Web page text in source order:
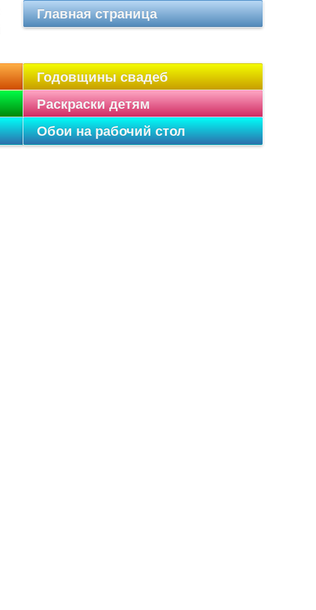
Главная страница
Годовщины свадеб
Раскраски детям
Обои на рабочий стол